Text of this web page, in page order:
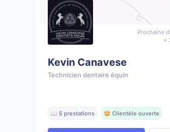
Prochaine
<
Kevin Canavese
Technicien dentaire équin
📖 5 prestations 🤩 Clientèle ouverte